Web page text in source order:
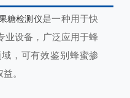
糖检测仪是一种用于快
业设备，广泛应用于蜂
，可有效鉴别蜂蜜掺
。